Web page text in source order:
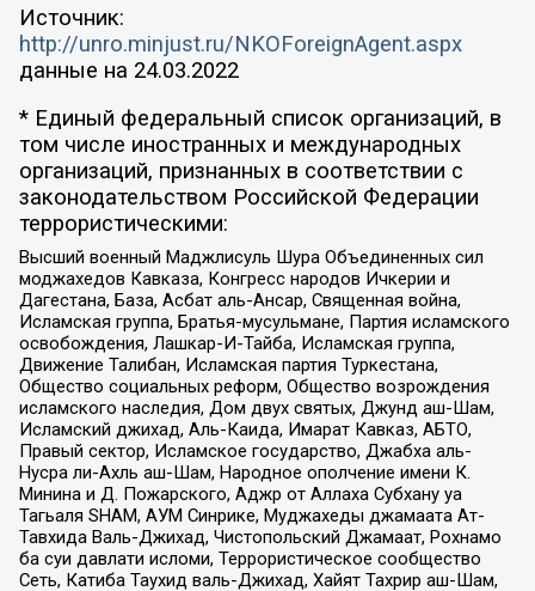
Источник:
http://unro.minjust.ru/NKOForeignAgent.aspx
данные на 24.03.2022
* Единый федеральный список организаций, в
том числе иностранных и международных
организаций, признанных в соответствии с
законодательством Российской Федерации
террористическими:
Высший военный Маджлисуль Шура Объединенных сил
моджахедов Кавказа, Конгресс народов Ичкерии и
Дагестана, База, Асбат аль-Ансар, Священная война,
Исламская группа, Братья-мусульмане, Партия исламского
освобождения, Лашкар-И-Тайба, Исламская группа,
Движение Талибан, Исламская партия Туркестана,
Общество социальных реформ, Общество возрождения
исламского наследия, Дом двух святых, Джунд аш-Шам,
Исламский джихад, Аль-Каида, Имарат Кавказ, АБТО,
Правый сектор, Исламское государство, Джабха аль-
Нусра ли-Ахль аш-Шам, Народное ополчение имени К.
Минина и Д. Пожарского, Аджр от Аллаха Субхану уа
Тагьаля SHAM, АУМ Синрике, Муджахеды джамаата Ат-
Тавхида Валь-Джихад, Чистопольский Джамаат, Рохнамо
ба суи давлати исломи, Террористическое сообщество
Сеть, Катиба Таухид валь-Джихад, Хайят Тахрир аш-Шам,